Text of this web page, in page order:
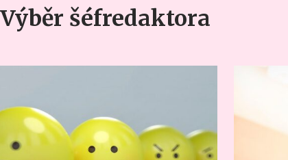
Výběr šéfredaktora